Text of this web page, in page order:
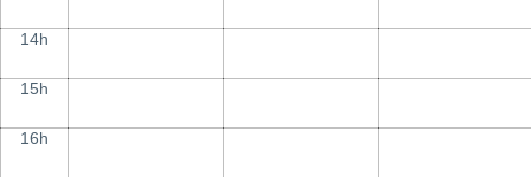
14h
15h
16h